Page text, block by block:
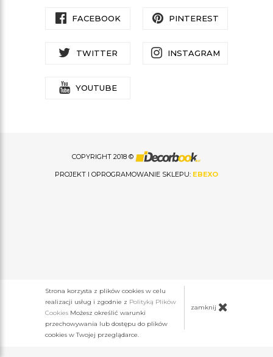
FACEBOOK PINTEREST
TWITTER INSTAGRAM
YOUTUBE
COPYRIGHT 2018 ©
PROJEKT I OPROGRAMOWANIE SKLEPU: EBEXO
Strona korzysta z plików cookies w celu
realizacji usług i zgodnie z Polityką Plików
Cookies Możesz określić warunki
przechowywania lub dostępu do plików
cookies w Twojej przeglądarce.
zamknij